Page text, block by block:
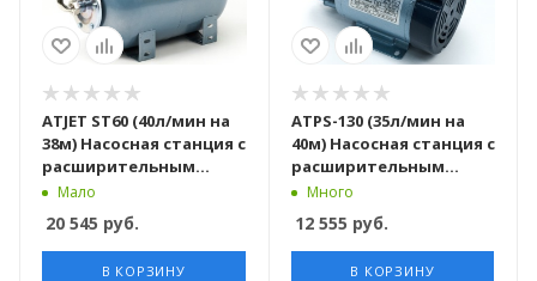
ATJET ST60 (40л/мин на
38м) Насосная станция c
расширительным
баком, комплект
сальник и воронка
Мало
20 545 руб.
В КОРЗИНУ
ATPS-130 (35л/мин на
40м) Насосная станция c
расширительным
баком, комплект
сальник и воронка
Много
12 555 руб.
В КОРЗИНУ